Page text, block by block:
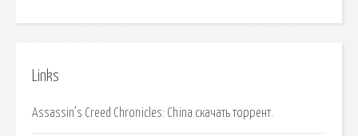
Links
Assassin’s Creed Chronicles: China скачать торрент.